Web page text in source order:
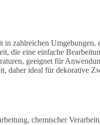
in zahlreichen
die eine einfache
geeignet für
daher ideal für dekorative
chemischer